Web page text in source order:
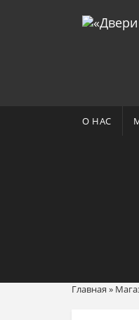
О НАС
Главная »